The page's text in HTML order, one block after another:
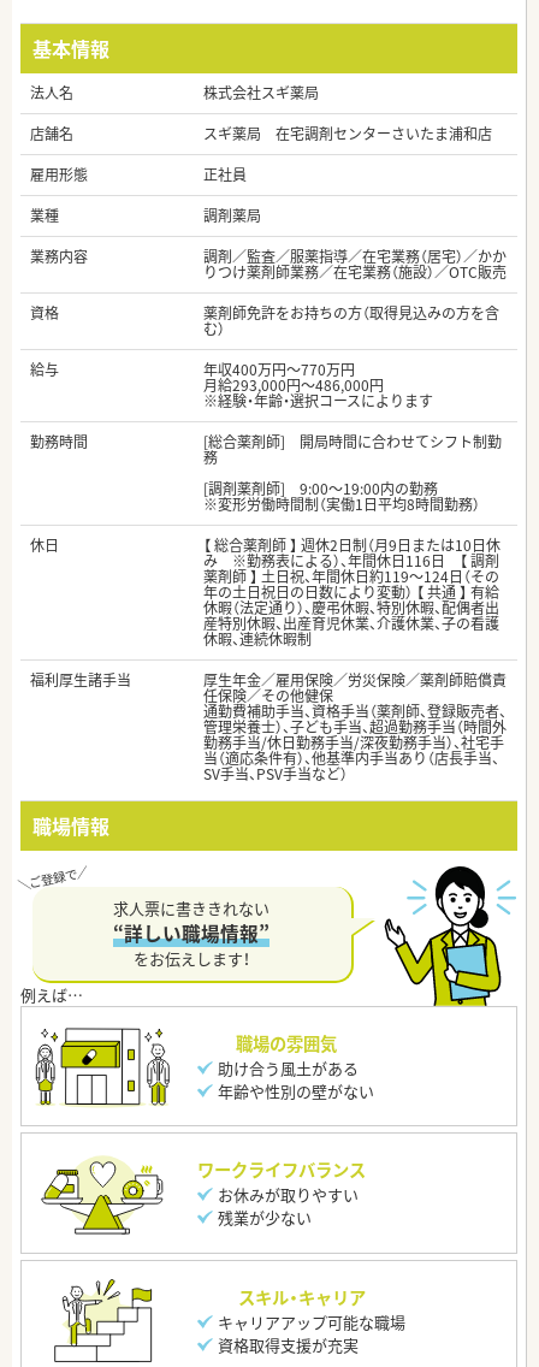
基本情報
法人名
株式会社スギ薬局
店舗名
スギ薬局 在宅調剤センターさいたま浦和店
雇用形態
正社員
業種
調剤薬局
業務内容
調剤／監査／服薬指導／在宅業務（居宅）／かか
りつけ薬剤師業務／在宅業務（施設）／OTC販売
資格
薬剤師免許をお持ちの方（取得見込みの方を含
む）
給与
年収400万円～770万円
月給293,000円～486,000円
※経験・年齢・選択コースによります
勤務時間
[総合薬剤師] 開局時間に合わせてシフト制勤
務
[調剤薬剤師] 9:00～19:00内の勤務
※変形労働時間制（実働1日平均8時間勤務）
休日
【 総合薬剤師 】 週休2日制（月9日または10日休
み ※勤務表による）、年間休日116日 【 調剤
薬剤師 】 土日祝、年間休日約119～124日（その
年の土日祝日の日数により変動） 【 共通 】 有給
休暇（法定通り）、慶弔休暇、特別休暇、配偶者出
産特別休暇、出産育児休業、介護休業、子の看護
休暇、連続休暇制
福利厚生諸手当
厚生年金／雇用保険／労災保険／薬剤師賠償責
任保険／その他健保
通勤費補助手当、資格手当（薬剤師、登録販売者、
管理栄養士）、子ども手当、超過勤務手当（時間外
勤務手当/休日勤務手当/深夜勤務手当）、社宅手
当（適応条件有）、他基準内手当あり（店長手当、
SV手当、PSV手当など）
職場情報
求人票に書ききれない
“詳しい職場情報”
をお伝えします！
職場の雰囲気
助け合う風土がある
年齢や性別の壁がない
ワークライフバランス
お休みが取りやすい
残業が少ない
スキル・キャリア
キャリアアップ可能な職場
資格取得支援が充実